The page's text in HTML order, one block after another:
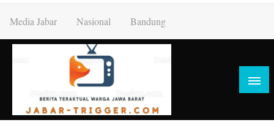
content
Media Jabar Nasional Bandung